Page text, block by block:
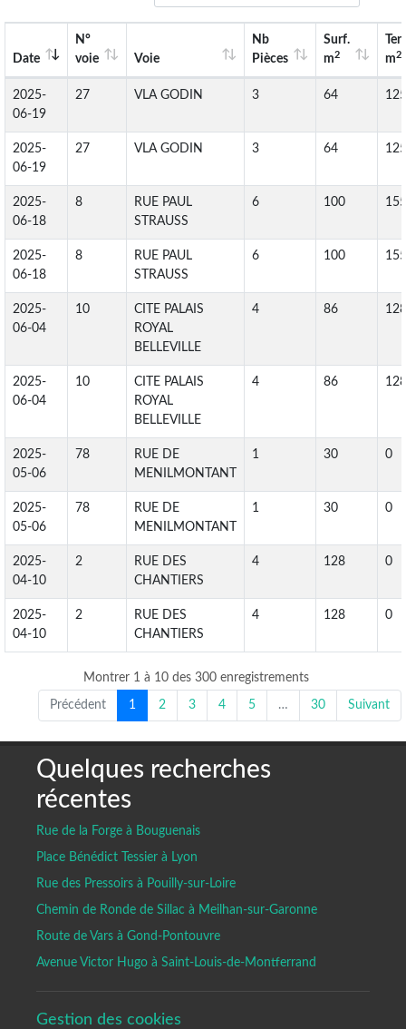
Date
N°
voie
Voie
Nb
Pièces
Surf.
m2
m2
2025-
06-19
27 VLA GODIN 3 64 125
2025-
06-19
27 VLA GODIN 3 64 125
2025-
06-18
8
RUE PAUL
STRAUSS
6 100 155
2025-
06-18
8
RUE PAUL
STRAUSS
6 100 155
2025-
06-04
10
CITE PALAIS
ROYAL
BELLEVILLE
4 86 128
2025-
06-04
10
CITE PALAIS
ROYAL
BELLEVILLE
4 86 128
2025-
05-06
78
RUE DE
MENILMONTANT
1 30 0
2025-
05-06
78
RUE DE
MENILMONTANT
1 30 0
2025-
04-10
2
RUE DES
CHANTIERS
4 128 0
2025-
04-10
2
RUE DES
CHANTIERS
4 128 0
Montrer 1 à 10 des 300 enregistrements
Précédent 1 2 3 4 5 … 30 Suivant
Quelques recherches
récentes
Rue de la Forge à Bouguenais
Place Bénédict Tessier à Lyon
Rue des Pressoirs à Pouilly-sur-Loire
Chemin de Ronde de Sillac à Meilhan-sur-Garonne
Route de Vars à Gond-Pontouvre
Avenue Victor Hugo à Saint-Louis-de-Montferrand
Gestion des cookies